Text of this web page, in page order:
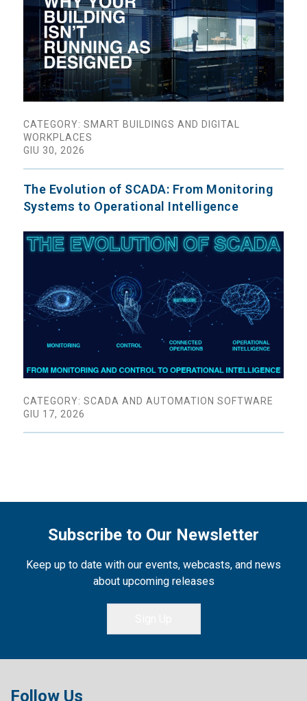
CATEGORY: SMART BUILDINGS AND DIGITAL
WORKPLACES
GIU 30, 2026
The Evolution of SCADA: From Monitoring
Systems to Operational Intelligence
CATEGORY: SCADA AND AUTOMATION SOFTWARE
GIU 17, 2026
Subscribe to Our Newsletter
Keep up to date with our events, webcasts, and news
about upcoming releases
Follow Us